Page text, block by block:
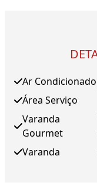
Ar Condicionado
Área Serviço
Varanda
Gourmet
Varanda